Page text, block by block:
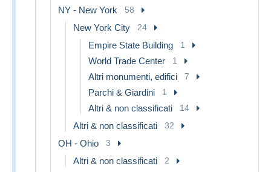
NY - New York 58
New York City 24
Empire State Building 1
World Trade Center 1
Altri monumenti, edifici 7
Parchi & Giardini 1
Altri & non classificati 14
Altri & non classificati 32
OH - Ohio 3
Altri & non classificati 2